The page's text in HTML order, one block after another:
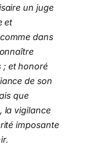
un juge
et
dans
; et honoré
de son
que
la vigilance
imposante